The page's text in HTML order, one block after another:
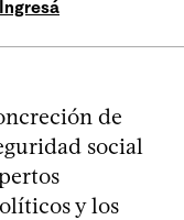
Ingresá
de
social
y los